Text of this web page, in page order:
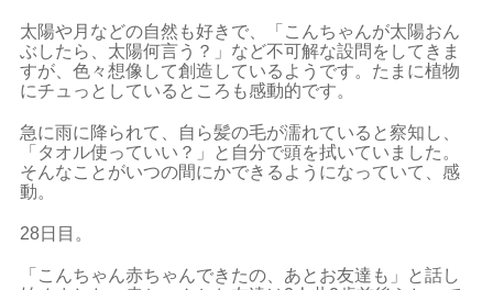
太陽や月などの自然も好きで、「こんちゃんが太陽おん
ぶしたら、太陽何言う？」など不可解な設問をしてきま
すが、色々想像して創造しているようです。たまに植物
にチュっとしているところも感動的です。
急に雨に降られて、自ら髪の毛が濡れていると察知し、
「タオル使っていい？」と自分で頭を拭いていました。
そんなことがいつの間にかできるようになっていて、感
動。
28日目。
「こんちゃん赤ちゃんできたの、あとお友達も」と話し